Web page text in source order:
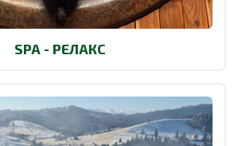
SPA - РЕЛАКС